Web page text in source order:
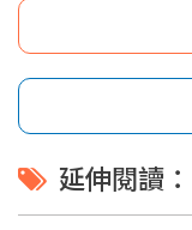
延伸閱讀：